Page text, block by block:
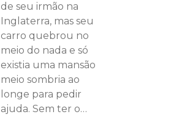
de seu irmão na
Inglaterra, mas seu
carro quebrou no
meio do nada e só
existia uma mansão
meio sombria ao
longe para pedir
ajuda. Sem ter o